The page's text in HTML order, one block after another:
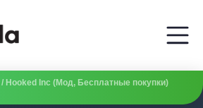
/ Hooked Inc (Мод, Бесплатные покупки)